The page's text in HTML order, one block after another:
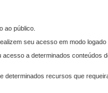
ao público.
seu acesso em modo logado
a determinados conteúdos
determinados recursos que